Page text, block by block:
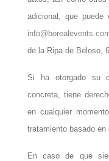
adicional, que puede
de la Ripa de Beloso,
Si ha otorgado su
concreta, tiene
en cualquier
tratamiento basado
En caso de que